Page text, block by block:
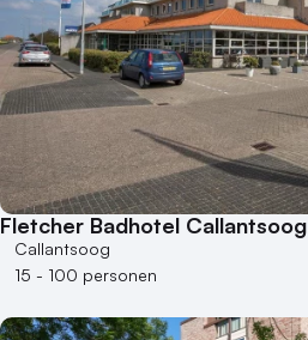
100 - 250 personen
250 - 500 personen
500+ personen
Bijzondere locaties
Buitenlocatie
Duurzame locatie
Groene locatie
Heisessie
Hotel
Hybride events
Fletcher Badhotel Callantsoog
Callantsoog
15 - 100 personen